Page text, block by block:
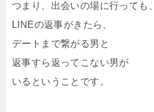
つまり、出会いの場に行っても、
LINEの返事がきたら、
デートまで繋がる男と
返事すら返ってこない男が
いるということです。